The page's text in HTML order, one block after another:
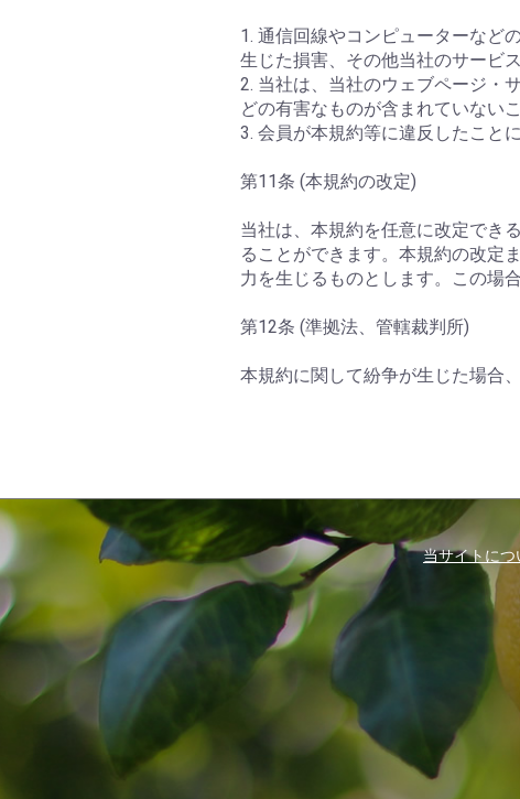
1. 通信回線やコンピューターなど
生じた損害、その他当社のサービ
2. 当社は、当社のウェブページ・
どの有害なものが含まれていない
3. 会員が本規約等に違反したこと
第11条 (本規約の改定)
当社は、本規約を任意に改定でき
ることができます。本規約の改定
力を生じるものとします。この場
第12条 (準拠法、管轄裁判所)
本規約に関して紛争が生じた場合
当サイトにつ